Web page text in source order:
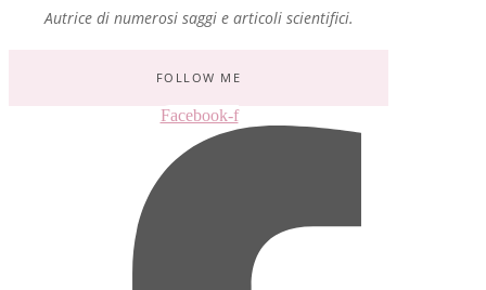
Autrice di numerosi saggi e articoli scientifici.
FOLLOW ME
Facebook-f